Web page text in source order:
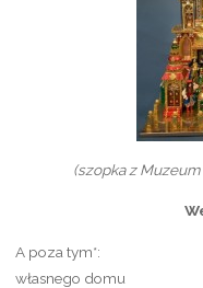
(szopka z
A poza tym*:
własnego domu